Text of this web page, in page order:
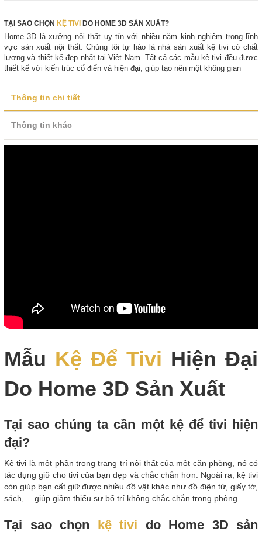
TẠI SAO CHỌN KỆ TIVI DO HOME 3D SẢN XUẤT?
Home 3D là xưởng nội thất uy tín với nhiều năm kinh nghiệm trong lĩnh
vực sản xuất nội thất. Chúng tôi tự hào là nhà sản xuất kệ tivi có chất
lượng và thiết kế đẹp nhất tại Việt Nam. Tất cả các mẫu kệ tivi đều được
thiết kế với kiến trúc cổ điển và hiện đại, giúp tạo nên một không gian
Thông tin chi tiết
Thông tin khác
Mẫu Kệ Để Tivi Hiện Đại
Do Home 3D Sản Xuất
Tại sao chúng ta cần một kệ để tivi hiện
đại?
Kệ tivi là một phần trong trang trí nội thất của một căn phòng, nó có
tác dụng giữ cho tivi của bạn đẹp và chắc chắn hơn. Ngoài ra, kệ tivi
còn giúp bạn cất giữ được nhiều đồ vật khác như đồ điện tử, giấy tờ,
sách,… giúp giảm thiểu sự bố trí không chắc chắn trong phòng.
Tại sao chọn kệ tivi do Home 3D sản